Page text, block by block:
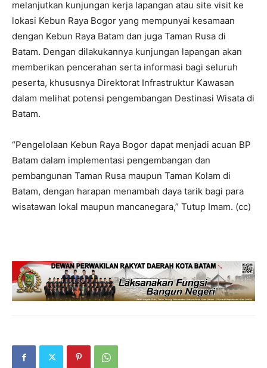
melanjutkan kunjungan kerja lapangan atau site visit ke
lokasi Kebun Raya Bogor yang mempunyai kesamaan
dengan Kebun Raya Batam dan juga Taman Rusa di
Batam. Dengan dilakukannya kunjungan lapangan akan
memberikan pencerahan serta informasi bagi seluruh
peserta, khususnya Direktorat Infrastruktur Kawasan
dalam melihat potensi pengembangan Destinasi Wisata di
Batam.
“Pengelolaan Kebun Raya Bogor dapat menjadi acuan BP
Batam dalam implementasi pengembangan dan
pembangunan Taman Rusa maupun Taman Kolam di
Batam, dengan harapan menambah daya tarik bagi para
wisatawan lokal maupun mancanegara,” Tutup Imam. (cc)